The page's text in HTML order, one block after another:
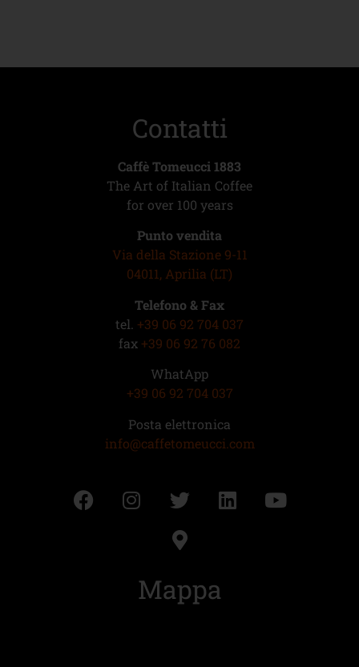
Contatti
Caffè Tomeucci 1883
The Art of Italian Coffee
for over 100 years
Punto vendita
Via della Stazione 9-11
04011, Aprilia (LT)
Telefono & Fax
tel. +39 06 92 704 037
fax +39 06 92 76 082
WhatApp
+39 06 92 704 037
Posta elettronica
info@caffetomeucci.com
Mappa